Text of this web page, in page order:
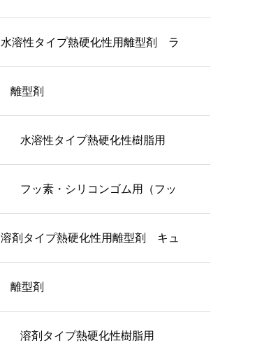
水溶性タイプ熱硬化性用離型剤 ラ
ッシュコート
離型剤
水溶性タイプ熱硬化性樹脂用
フッ素・シリコンゴム用（フッ
素タイプ）
溶剤タイプ熱硬化性用離型剤 キュ
アコート
離型剤
溶剤タイプ熱硬化性樹脂用